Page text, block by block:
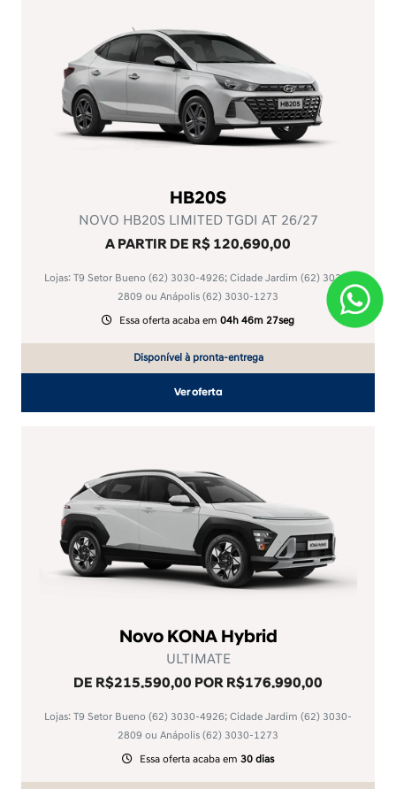
HB20S
NOVO HB20S LIMITED TGDI AT 26/27
A PARTIR DE R$ 120.690,00
Lojas: T9 Setor Bueno (62) 3030-4926; Cidade Jardim (62) 3030-
2809 ou Anápolis (62) 3030-1273
Essa oferta acaba em 04h 46m 27seg
Disponível à pronta-entrega
Ver oferta
Novo KONA Hybrid
ULTIMATE
DE R$215.590,00 POR R$176.990,00
Lojas: T9 Setor Bueno (62) 3030-4926; Cidade Jardim (62) 3030-
2809 ou Anápolis (62) 3030-1273
Essa oferta acaba em 30 dias